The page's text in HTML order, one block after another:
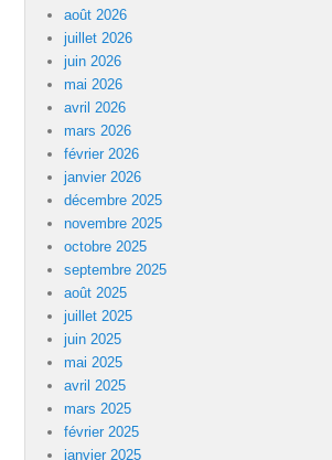
août 2026
juillet 2026
juin 2026
mai 2026
avril 2026
mars 2026
février 2026
janvier 2026
décembre 2025
novembre 2025
octobre 2025
septembre 2025
août 2025
juillet 2025
juin 2025
mai 2025
avril 2025
mars 2025
février 2025
janvier 2025